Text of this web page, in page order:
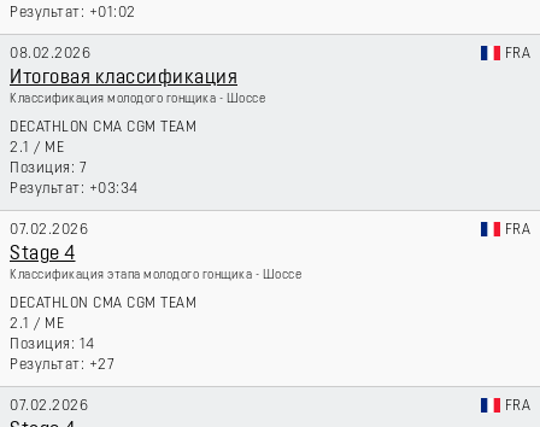
+01:02
08.02.2026 FRA
Итоговая классификация
Классификация молодого гонщика - Шоссе
DECATHLON CMA CGM TEAM
2.1 / ME
7
+03:34
07.02.2026 FRA
Stage 4
Классификация этапа молодого гонщика - Шоссе
DECATHLON CMA CGM TEAM
2.1 / ME
14
+27
07.02.2026 FRA